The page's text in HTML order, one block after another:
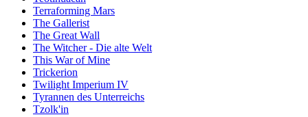
Terraforming Mars
The Gallerist
The Great Wall
The Witcher - Die alte Welt
This War of Mine
Trickerion
Twilight Imperium IV
Tyrannen des Unterreichs
Tzolk'in